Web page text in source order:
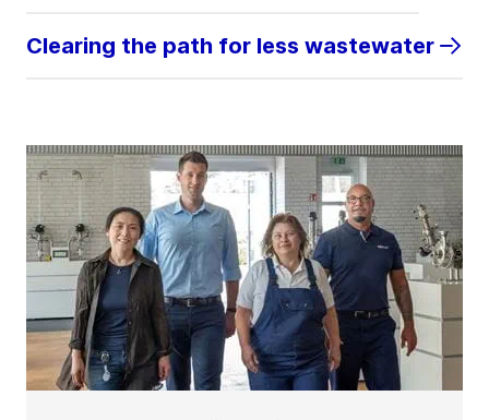
Clearing the path for less wastewater